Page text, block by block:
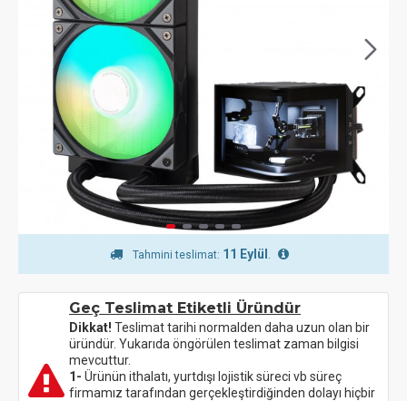
Tahmini teslimat: 11 Eylül
Geç Teslimat Etiketli Üründür
Dikkat! Teslimat tarihi normalden daha uzun olan bir
üründür. Yukarıda öngörülen teslimat zaman bilgisi
mevcuttur.
1- Ürünün ithalatı, yurtdışı lojistik süreci vb süreç
firmamız tarafından gerçekleştirdiğinden dolayı hiçbir